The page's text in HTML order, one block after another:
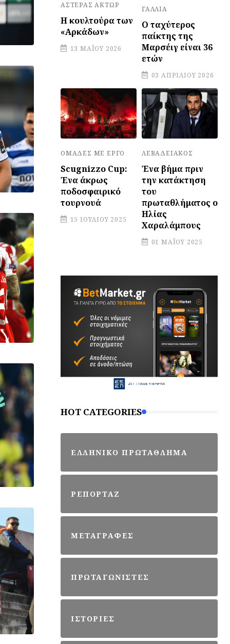
ΑΣΤΈΡΑΣ ΆΚΤΩΡ
Η κουλτούρα των
«Αρκάδων»
13 ΜΑΪ́ΟΥ 2026
ΓΑΛΛΊΑ
Ο ταχύτερος
παίκτης της
Μαρσέιγ είναι 36
ετών
03 ΑΠΡΙΛΊΟΥ 2026
ΟΜΆΔΕΣ ΜΕ ΈΡΓΟ
Scugnizzo Cup:
Ένα άκρως
ποδοσφαιρικό
τουρνουά
15 ΙΟΥΛΊΟΥ 2025
ΛΕΒΑΔΕΙΑΚΌΣ
Ένα βήμα πριν
την κατάκτηση
του
πρωταθλήματος ο
Ηλίας
Χαραλάμπους
01 ΜΑΪ́ΟΥ 2025
HOT CATEGORIES
ΕΛΛΗΝΙΚΟ ΠΡΩΤΑΘΛΗΜΑ
ΡΕΠΟΡΤΑΖ
ΜΕΤΑΓΡΑΦΕΣ
ΠΡΩΤΑΓΩΝΙΣΤΕΣ
ΙΣΤΟΡΙΕΣ